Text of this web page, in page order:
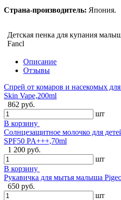
Страна-производитель: Япония.
Детская пенка для купания
Fancl
Описание
Отзывы
Спрей от комаров и насекомых
Skin Vape,200ml
862 руб.
шт
В корзину
Солнцезащитное молочко для
SPF50 PA+++,70ml
1 200 руб.
шт
В корзину
Рукавичка для мытья малыша
650 руб.
шт